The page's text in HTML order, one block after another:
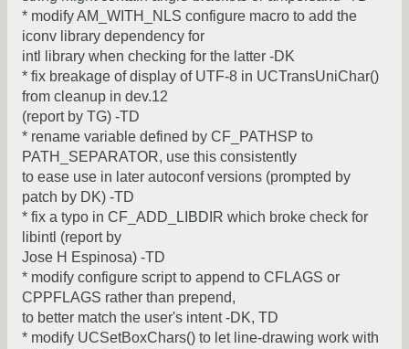
* modify AM_WITH_NLS configure macro to add the
iconv library dependency for
intl library when checking for the latter -DK
* fix breakage of display of UTF-8 in UCTransUniChar()
from cleanup in dev.12
(report by TG) -TD
* rename variable defined by CF_PATHSP to
PATH_SEPARATOR, use this consistently
to ease use in later autoconf versions (prompted by
patch by DK) -TD
* fix a typo in CF_ADD_LIBDIR which broke check for
libintl (report by
Jose H Espinosa) -TD
* modify configure script to append to CFLAGS or
CPPFLAGS rather than prepend,
to better match the user's intent -DK, TD
* modify UCSetBoxChars() to let line-drawing work with